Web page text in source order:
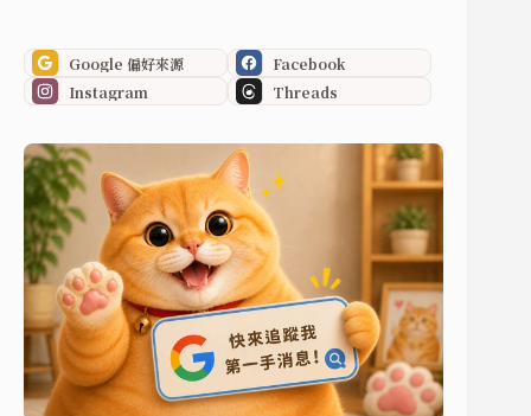
Google 偏好來源
Facebook
Instagram
Threads